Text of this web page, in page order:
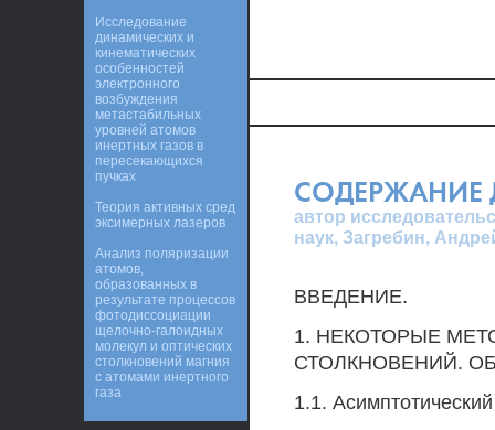
СОДЕРЖАНИЕ
автор
наук, Загребин,
ВВЕДЕНИЕ.
1. НЕКОТОРЫЕ
СТОЛКНОВЕНИЙ.
1.1.
Исследование
динамических и
кинематических
особенностей
электронного
возбуждения
метастабильных
уровней атомов
инертных газов в
пересекающихся
пучках
Теория активных сред
эксимерных лазеров
Анализ поляризации
атомов,
образованных в
результате процессов
фотодиссоциации
щелочно-галоидных
молекул и оптических
столкновений магния
с атомами инертного
газа